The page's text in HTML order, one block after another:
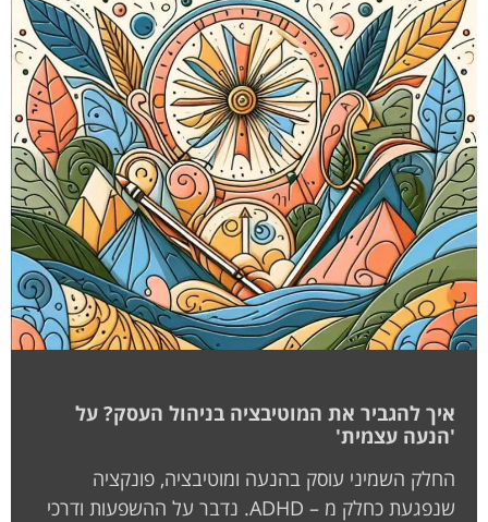
איך להגביר את המוטיבציה בניהול העסק? על
'הנעה עצמית'
החלק השמיני עוסק בהנעה ומוטיבציה, פונקציה
שנפגעת כחלק מ – ADHD. נדבר על ההשפעות ודרכי